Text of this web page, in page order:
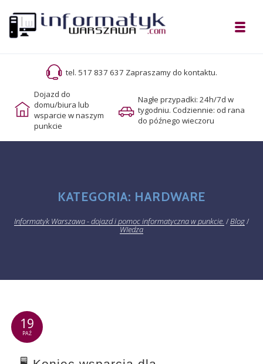
Serwis komputerowy z dojazdem na terenie Warszawy
tel. 517 837 637 Zapraszamy do kontaktu.
Dojazd do
domu/biura lub
wsparcie w naszym
punkcie
Nagłe przypadki: 24h/7d w
tygodniu. Codziennie: od rana
do późnego wieczoru
KATEGORIA: HARDWARE
Informatyk Warszawa - dojazd i pomoc informatyczna w punkcie. /Blog/
WIedza
19
PAŹ